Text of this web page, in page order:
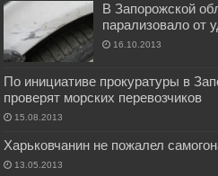
В Запорожской
парализовало от
16.10.2013
По инициативе прокуратуры в
проверят морских перевозчиков
15.08.2013
Харьковчанин не пожалел
13.05.2013